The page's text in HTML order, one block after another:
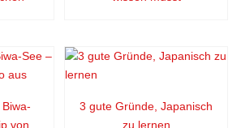
von
3 gute Gründe, Japanisch
zu lernen